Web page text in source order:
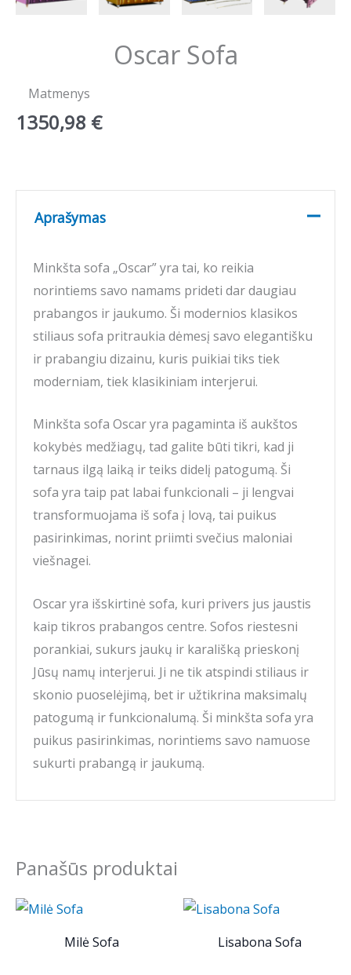
Oscar Sofa
Matmenys
1350,98 €
Aprašymas
Minkšta sofa „Oscar” yra tai, ko reikia
norintiems savo namams prideti dar daugiau
prabangos ir jaukumo. Ši modernios klasikos
stiliaus sofa pritraukia dėmesį savo elegantišku
ir prabangiu dizainu, kuris puikiai tiks tiek
moderniam, tiek klasikiniam interjerui.
Minkšta sofa Oscar yra pagaminta iš aukštos
kokybės medžiagų, tad galite būti tikri, kad ji
tarnaus ilgą laiką ir teiks didelį patogumą. Ši
sofa yra taip pat labai funkcionali – ji lengvai
transformuojama iš sofa į lovą, tai puikus
pasirinkimas, norint priimti svečius maloniai
viešnagei.
Oscar yra išskirtinė sofa, kuri privers jus jaustis
kaip tikros prabangos centre. Sofos riestesni
porankiai, sukurs jaukų ir karališką prieskonį
Jūsų namų interjerui. Ji ne tik atspindi stiliaus ir
skonio puoselėjimą, bet ir užtikrina maksimalų
patogumą ir funkcionalumą. Ši minkšta sofa yra
puikus pasirinkimas, norintiems savo namuose
sukurti prabangą ir jaukumą.
Panašūs produktai
Milė Sofa Lisabona Sofa